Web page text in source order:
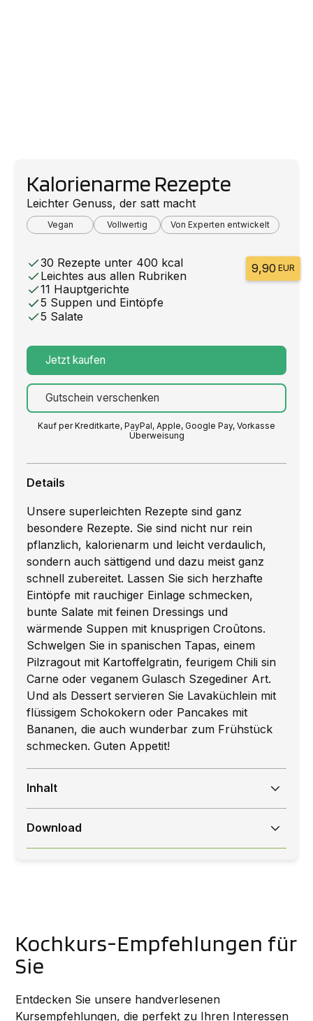
Kalorienarme Rezepte
Leichter Genuss, der satt macht
Vegan Vollwertig Von Experten entwickelt
9,90 EUR
30 Rezepte unter 400 kcal
Leichtes aus allen Rubriken
11 Hauptgerichte
5 Suppen und Eintöpfe
5 Salate
Jetzt kaufen
Gutschein verschenken
Kauf per Kreditkarte, PayPal, Apple, Google Pay, Vorkasse
Überweisung
Details
Unsere superleichten Rezepte sind ganz
besondere Rezepte. Sie sind nicht nur rein
pflanzlich, kalorienarm und leicht verdaulich,
sondern auch sättigend und dazu meist ganz
schnell zubereitet. Lassen Sie sich herzhafte
Eintöpfe mit rauchiger Einlage schmecken,
bunte Salate mit feinen Dressings und
wärmende Suppen mit knusprigen Croûtons.
Schwelgen Sie in spanischen Tapas, einem
Pilzragout mit Kartoffelgratin, feurigem Chili sin
Carne oder veganem Gulasch Szegediner Art.
Und als Dessert servieren Sie Lavaküchlein mit
flüssigem Schokokern oder Pancakes mit
Bananen, die auch wunderbar zum Frühstück
schmecken. Guten Appetit!
Inhalt
Ratatouille 5
Spargelsalat mit Erdbeeren 11
Download
Kochkurs-Empfehlungen für
Sie
Entdecken Sie unsere handverlesenen
Kursempfehlungen, die perfekt zu Ihren Interessen